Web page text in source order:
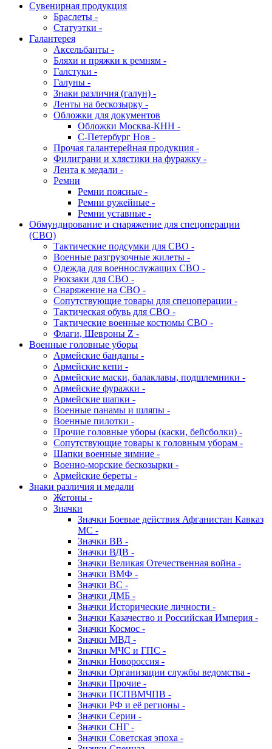
Сувенирная продукция
Браслеты -
Статуэтки -
Галантерея
Аксельбанты -
Бляхи и пряжки к ремням -
Галстуки -
Галуны -
Знаки различия (галун) -
Ленты на бескозырку -
Обложки для документов
Обложки Москва-КНН -
С-Петербург Нов -
Прочая галантерейная продукция -
Филиграни и хлястики на фуражку -
Лента к медали -
Ремни
Ремни поясные -
Ремни ружейные -
Ремни уставные -
Обмундирование и снаряжение для спецоперации
(СВО)
Тактические подсумки для СВО -
Военные разгрузочные жилеты -
Одежда для военнослужащих СВО -
Рюкзаки для СВО -
Снаряжение на СВО -
Сопутствующие товары для спецоперации -
Тактическая обувь для СВО -
Тактические военные костюмы СВО -
Флаги, Шевроны Z -
Военные головные уборы
Армейские банданы -
Армейские кепи -
Армейские маски, балаклавы, подшлемники -
Армейские фуражки -
Армейские шапки -
Военные панамы и шляпы -
Военные пилотки -
Прочие головные уборы (каски, бейсболки) -
Сопутствующие товары к головным уборам -
Шапки военные зимние -
Военно-морские бескозырки -
Армейские береты -
Знаки различия и медали
Жетоны -
Значки
Значки Боевые действия Афганистан Кавказ
МС -
Значки ВВ -
Значки ВДВ -
Значки Великая Отечественная война -
Значки ВМФ -
Значки ВС -
Значки ДМБ -
Значки Исторические личности -
Значки Казачество и Российская Империя -
Значки Космос -
Значки МВД -
Значки МЧС и ГПС -
Значки Новороссия -
Значки Организации службы ведомства -
Значки Прочие -
Значки ПСПВМЧПВ -
Значки РФ и её регионы -
Значки Серии -
Значки СНГ -
Значки Советская эпоха -